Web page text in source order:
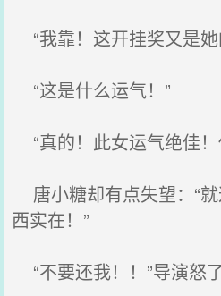
“我靠！这开挂奖又是她
“这是什么运气！”
“真的！此女运气绝佳！
唐小糖却有点失望：“
西实在！”
“不要还我！！”导演怒了